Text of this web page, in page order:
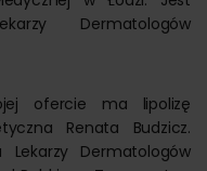
Dermatologów
ofercie ma lipolizę
Renata Budzicz.
Lekarzy Dermatologów